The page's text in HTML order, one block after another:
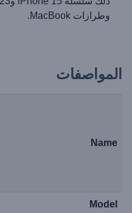
وطرازات MacBook.
المواصفات
Name
Model